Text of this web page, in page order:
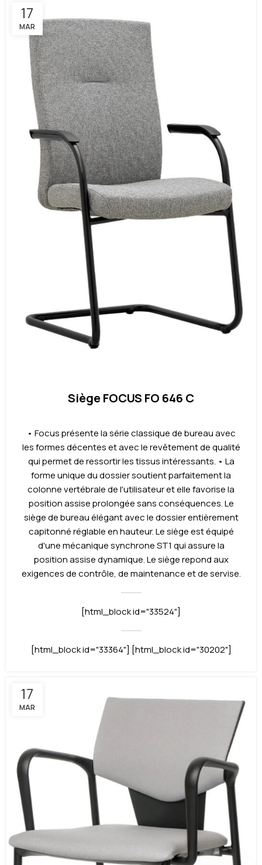
17
MAR
Siège FOCUS FO 646 C
• Focus présente la série classique de bureau avec
les formes décentes et avec le revêtement de qualité
qui permet de ressortir les tissus intéressants. • La
forme unique du dossier soutient parfaitement la
colonne vertébrale de l'utilisateur et elle favorise la
position assise prolongée sans conséquences. Le
siège de bureau élégant avec le dossier entièrement
capitonné réglable en hauteur. Le siège est équipé
d'une mécanique synchrone ST1 qui assure la
position assise dynamique. Le siège repond aux
exigences de contrôle, de maintenance et de servise.
[html_block id="33524"]
[html_block id="33364"] [html_block id="30202"]
17
MAR